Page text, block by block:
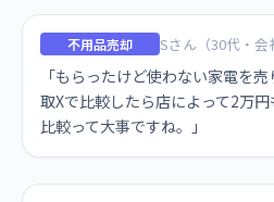
不用品売却 Sさん（30代・会
「もらったけど使わない家電を
取Xで比較したら店によって2万円
比較って大事ですね。」